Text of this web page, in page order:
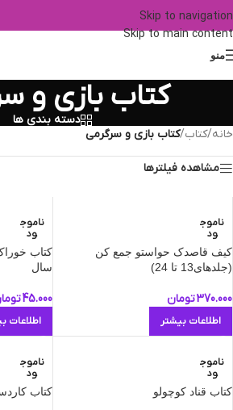
Skip to navigation
Skip to main content
منو
کتاب بازی و
دسته بندی ها
خانه/کتاب/کتاب بازی و سرگرمی
مشاهده فیلترها
ناموج
ود
کیف قاصدک حواستو جمع کن
(جلدهای13 تا 24)
370.000تومان
اطلاعات بیشتر
ناموج
ود
کتاب
سال
45.000
اطلاعات
ناموج
ود
کتاب قناد کوچولو
ناموج
ود
کتاب